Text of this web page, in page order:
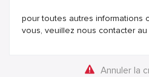
pour toutes autres informations
vous, veuillez nous contacter au
Annuler la